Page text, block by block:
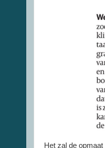
Het zal de